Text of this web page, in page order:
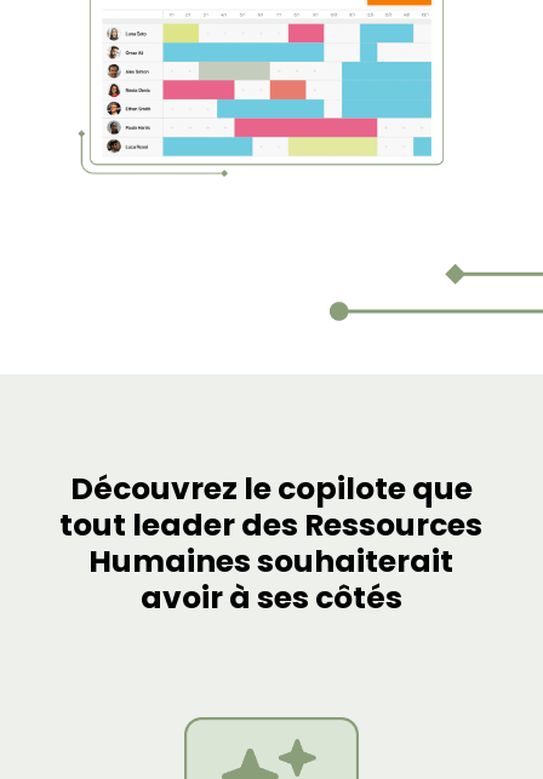
Découvrez le copilote que
tout leader des Ressources
Humaines souhaiterait
avoir à ses côtés